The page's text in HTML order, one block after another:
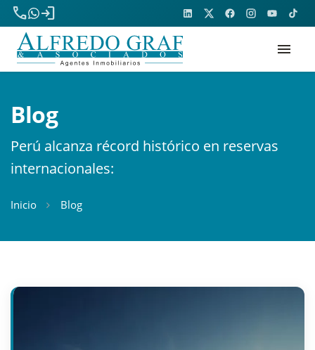
phone
login
menu
Blog
Perú alcanza récord histórico en reservas
internacionales:
Inicio Blog